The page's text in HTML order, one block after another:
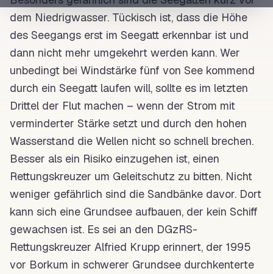
dem Niedrigwasser. Tückisch ist, dass die Höhe
des Seegangs erst im Seegatt erkennbar ist und
dann nicht mehr umgekehrt werden kann. Wer
unbedingt bei Windstärke fünf von See kommend
durch ein Seegatt laufen will, sollte es im letzten
Drittel der Flut machen – wenn der Strom mit
verminderter Stärke setzt und durch den hohen
Wasserstand die Wellen nicht so schnell brechen.
Besser als ein Risiko einzugehen ist, einen
Rettungskreuzer um Geleitschutz zu bitten. Nicht
weniger gefährlich sind die Sandbänke davor. Dort
kann sich eine Grundsee aufbauen, der kein Schiff
gewachsen ist. Es sei an den DGzRS-
Rettungskreuzer Alfried Krupp erinnert, der 1995
vor Borkum in schwerer Grundsee durchkenterte